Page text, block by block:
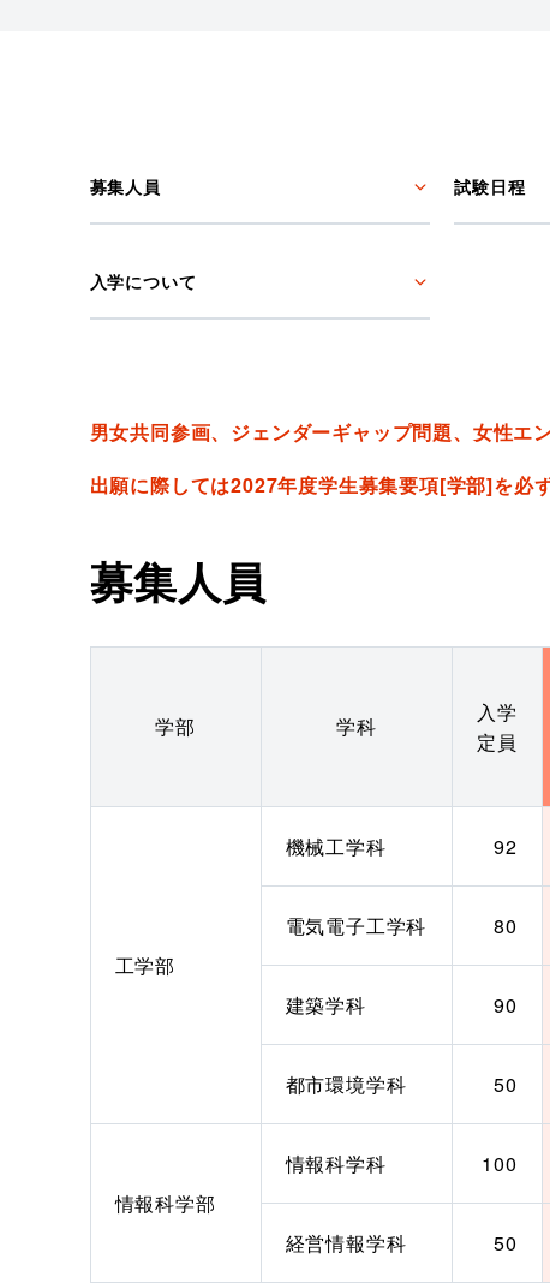
募集人員 試験日程
入学について
男女共同参画、ジェンダーギャップ問題、女性エ
出願に際しては2027年度学生募集要項[学部]を必
募集人員
学部 学科
入学
定員
工学部
機械工学科 92
電気電子工学科 80
建築学科 90
都市環境学科 50
情報科学部
情報科学科 100
経営情報学科 50